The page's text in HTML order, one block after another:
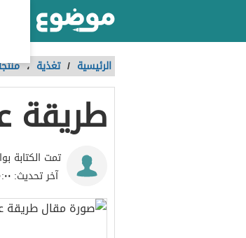
الرئيسية / تغذية ،
طريقة
تمت الكتابة
آخر تحديث: ١٠:٠٠ ، ١١